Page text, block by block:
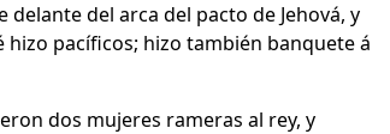
delante del arca del pacto de Jehová, y
hizo pacíficos; hizo también banquete á
dos mujeres rameras al rey, y